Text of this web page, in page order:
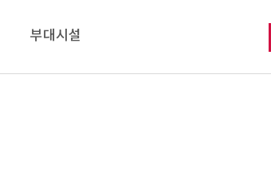
부대시설